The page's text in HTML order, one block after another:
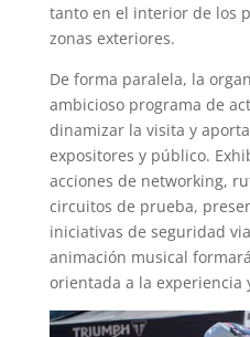
tanto en el interior de los
zonas exteriores.
De forma paralela, la
ambicioso programa de
dinamizar la visita y
expositores y público.
acciones de networking,
circuitos de prueba,
iniciativas de seguridad
animación musical
orientada a la experiencia